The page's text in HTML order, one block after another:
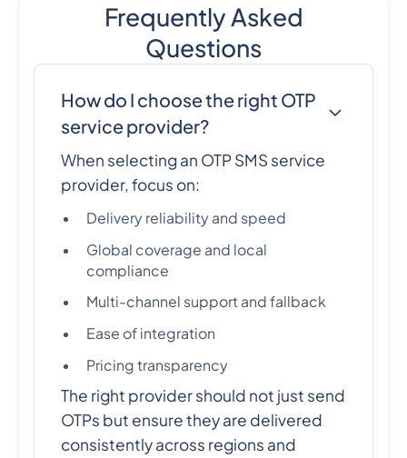
Frequently Asked
Questions
How do I choose the right OTP
service provider?
When selecting an OTP SMS service
provider, focus on:
Delivery reliability and speed
Global coverage and local
compliance
Multi-channel support and fallback
Ease of integration
Pricing transparency
The right provider should not just send
OTPs but ensure they are delivered
consistently across regions and